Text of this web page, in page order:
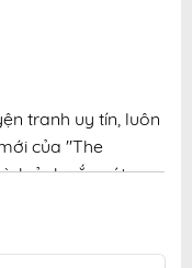
tranh uy tín, luôn
của "The
ảnh sắc nét,
mang đến trải
hoàn toàn miễn
online.